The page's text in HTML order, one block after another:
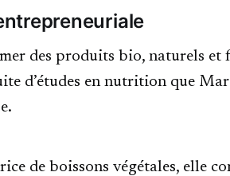
des produits bio, naturels et
d’études en nutrition que
de boissons végétales, elle